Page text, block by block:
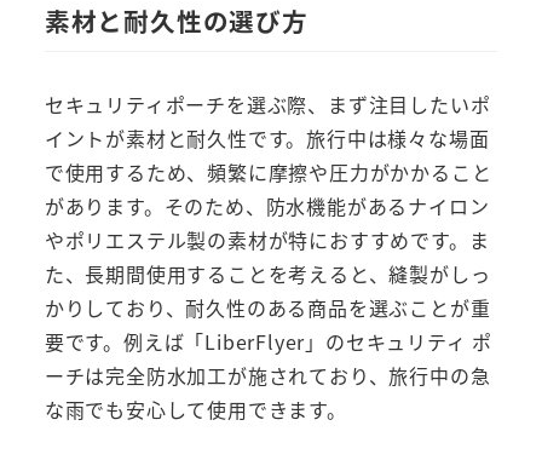
素材と耐久性の選び方
セキュリティポーチを選ぶ際、まず注目したいポ
イントが素材と耐久性です。旅行中は様々な場面
で使用するため、頻繁に摩擦や圧力がかかること
があります。そのため、防水機能があるナイロン
やポリエステル製の素材が特におすすめです。ま
た、長期間使用することを考えると、縫製がしっ
かりしており、耐久性のある商品を選ぶことが重
要です。例えば「LiberFlyer」のセキュリティ ポ
ーチは完全防水加工が施されており、旅行中の急
な雨でも安心して使用できます。